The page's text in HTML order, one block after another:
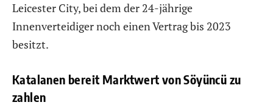
Leicester City, bei dem der 24-jährige
Innenverteidiger noch einen Vertrag bis 2023
besitzt.
Katalanen bereit Marktwert von Söyüncü zu
zahlen